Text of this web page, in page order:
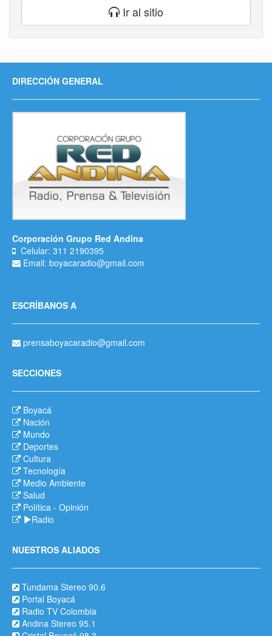
Ir al sitio
DIRECCIÓN GENERAL
Corporación Grupo Red Andina
Celular: 311 2190395
Email: boyacaradio@gmail.com
ESCRÍBANOS A
prensaboyacaradio@gmail.com
SECCIONES
Boyacá
Nación
Mundo
Deportes
Cultura
Tecnología
Medio Ambiente
Salud
Política - Opinión
Radio
NUESTROS ALIADOS
Tundama Stereo 90.6
Portal Boyacá
Radio TV Colombia
Andina Stereo 95.1